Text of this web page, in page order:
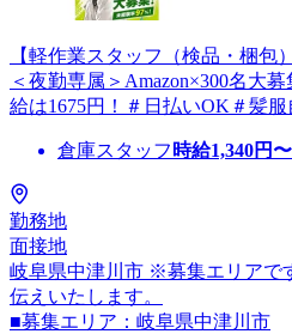
【軽作業スタッフ（検品・梱
＜夜勤専属＞Amazon×300名大
給は1675円！＃日払いOK＃髪服
倉庫スタッフ 時給1,340円〜
勤務地
面接地
岐阜県中津川市 ※募集エリアで
伝えいたします。
■募集エリア：岐阜県中津川市